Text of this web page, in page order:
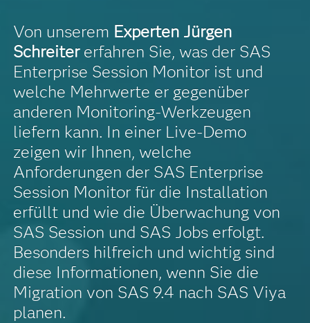
Von unserem Experten Jürgen
Schreitererfahren Sie, was der SAS
Enterprise Session Monitor ist und
welche Mehrwerte er gegenüber
anderen Monitoring-Werkzeugen
liefern kann. In einer Live-Demo
zeigen wir Ihnen, welche
Anforderungen der SAS Enterprise
Session Monitor für die Installation
erfüllt und wie die Überwachung von
SAS Session und SAS Jobs erfolgt.
Besonders hilfreich und wichtig sind
diese Informationen, wenn Sie die
Migration von SAS 9.4 nach SAS Viya
planen.